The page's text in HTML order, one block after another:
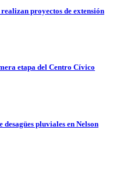
proyectos de extensión
etapa del Centro Cívico
pluviales en Nelson